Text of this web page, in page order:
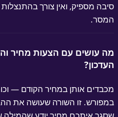
מספיק, ואין צורך בהתנצלות
עושים עם הצעות מחיר
אותן במחיר הקודם —
זו השורה שעושה את